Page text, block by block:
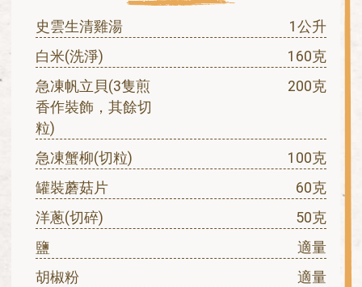
史雲生清雞湯
1公升
白米(洗淨)
160克
急凍帆立貝(3隻煎
香作裝飾，其餘切
粒)
200克
急凍蟹柳(切粒)
100克
罐裝蘑菇片
60克
洋蔥(切碎)
50克
鹽
適量
胡椒粉
適量